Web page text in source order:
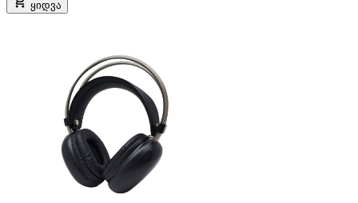
ყიდვა